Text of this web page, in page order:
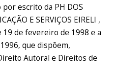
escrito da PH DOS
E SERVIÇOS EIRELI ,
19 de fevereiro de 1998 e a
que dispõem,
Autoral e Direitos de